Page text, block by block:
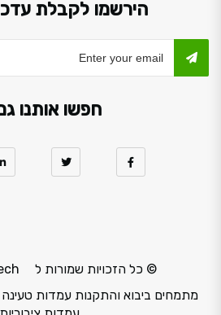
הירשמו לקבלת
חפשו אותנו
© כל הזכויות שמורות ל